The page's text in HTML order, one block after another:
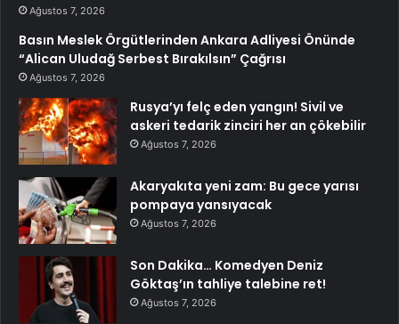
Ağustos 7, 2026
Basın Meslek Örgütlerinden Ankara Adliyesi Önünde
“Alican Uludağ Serbest Bırakılsın” Çağrısı
Ağustos 7, 2026
Rusya’yı felç eden yangın! Sivil ve
askeri tedarik zinciri her an çökebilir
Ağustos 7, 2026
Akaryakıta yeni zam: Bu gece yarısı
pompaya yansıyacak
Ağustos 7, 2026
Son Dakika… Komedyen Deniz
Göktaş’ın tahliye talebine ret!
Ağustos 7, 2026